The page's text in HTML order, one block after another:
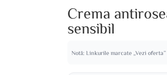
Crema
sensibil
Notă: Linkurile marcate „Vezi